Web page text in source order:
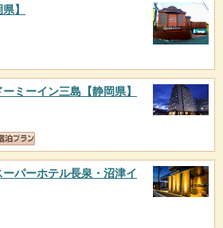
】
ミーイン三島 【静岡県】
パーホテル長泉・沼津イ